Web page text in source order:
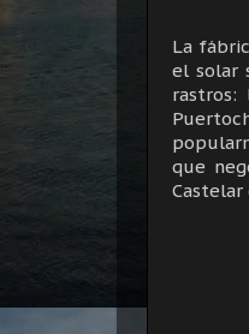
La
el solar
que
Castelar